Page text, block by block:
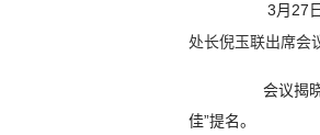
3月27
处长倪玉联出席会
会议揭
佳”提名。